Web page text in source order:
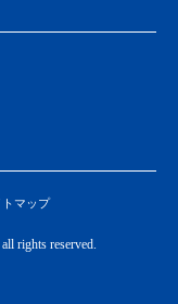
マップ
rights reserved.